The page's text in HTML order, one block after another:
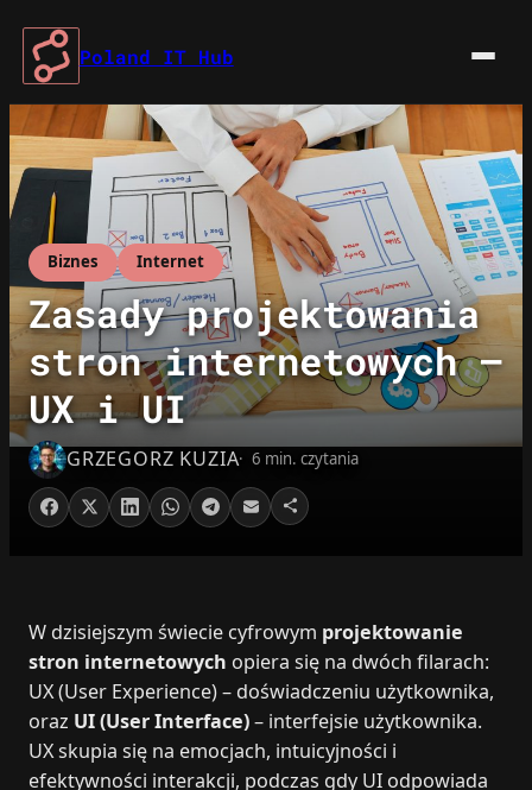
Przejdź
treści
Poland IT Hub
Biznes Internet
Zasady projektowania
stron internetowych –
UX i UI
GRZEGORZ KUZIA 6 min. czytania
W dzisiejszym świecie cyfrowym projektowanie
stron internetowych opiera się na dwóch filarach:
UX (User Experience) – doświadczeniu użytkownika,
oraz UI (User Interface)– interfejsie użytkownika.
UX skupia się na emocjach, intuicyjności i
efektywności interakcji, podczas gdy UI odpowiada